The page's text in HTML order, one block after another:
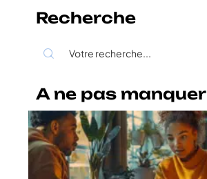
Recherche
A ne pas manquer